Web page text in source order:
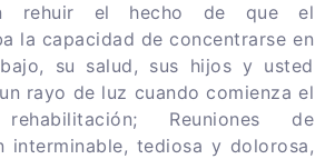
rehuir el hecho de que el
la capacidad de concentrarse en
su salud, sus hijos y usted
rayo de luz cuando comienza el
Reuniones de
interminable, tediosa y dolorosa,